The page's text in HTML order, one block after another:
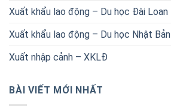
Xuất khẩu lao động – Du học Đài Loan
Xuất khẩu lao động – Du học Nhật Bản
Xuất nhập cảnh – XKLĐ
BÀI VIẾT MỚI NHẤT